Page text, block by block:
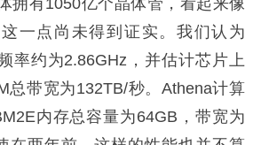
拥有1050亿个晶体管，看起来像
一点尚未得到证实。我们认为
率约为2.86GHz，并估计芯片上
总带宽为132TB/秒。Athena计算
内存总容量为64GB，带宽为